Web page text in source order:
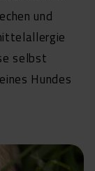
und
selbst
Hundes